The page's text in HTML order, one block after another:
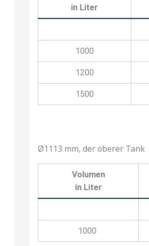
in Liter
1000
1200
1500
Ø1113 mm, der oberer Tank
Volumen
in Liter
1000